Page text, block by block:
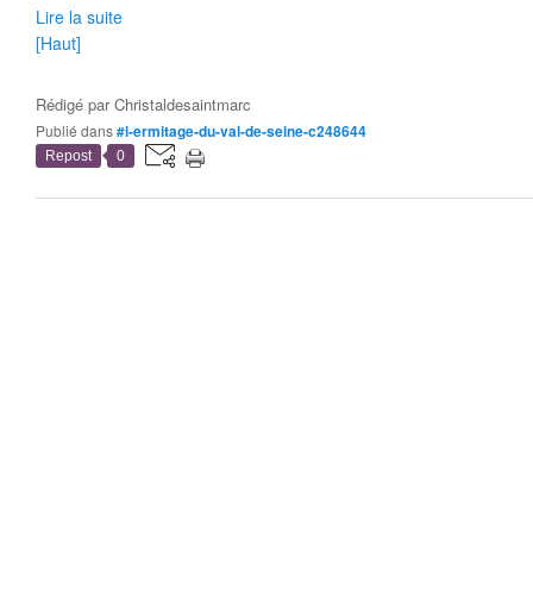
Lire la suite
[Haut]
Rédigé parChristaldesaintmarc
Publié dans#l-ermitage-du-val-de-seine-c248644
Repost 0